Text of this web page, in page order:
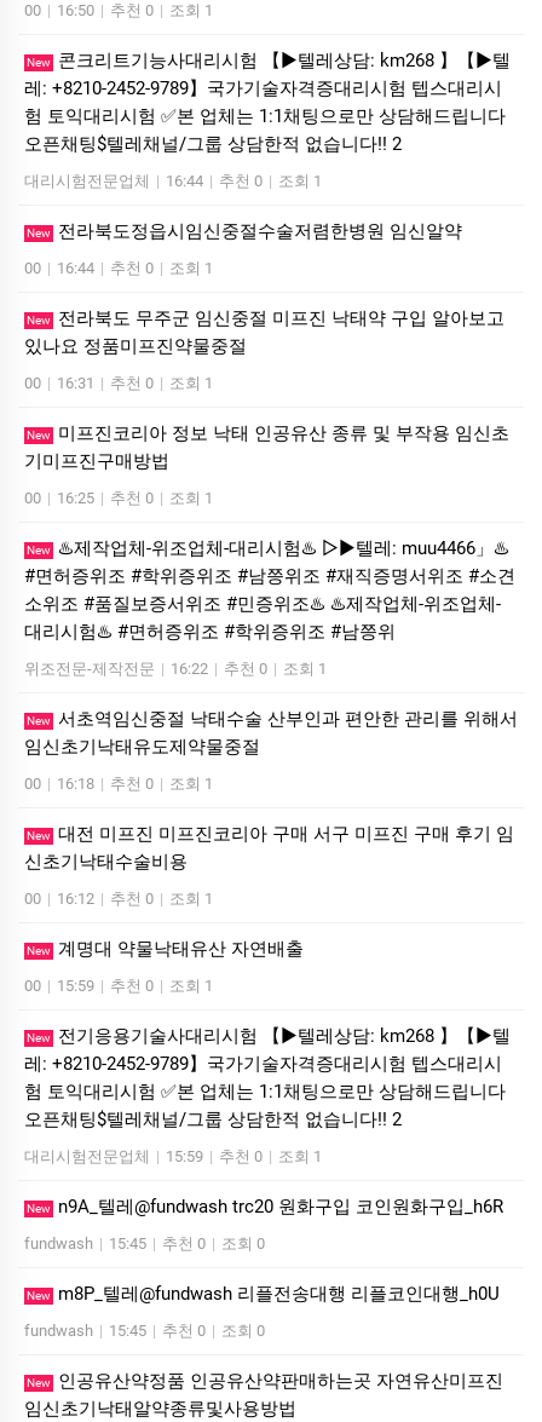
00 | 16:50 | 추천 0 | 조회 1
New
콘크리트기능사대리시험 【▶텔레상담: km268 】【▶텔
레: +8210-2452-9789】국가기술자격증대리시험 텝스대리시
험 토익대리시험 ✅본 업체는 1:1채팅으로만 상담해드립니다
오픈채팅$텔레채널/그룹 상담한적 없습니다!! 2
대리시험전문업체 | 16:44 | 추천 0 | 조회 1
New 전라북도정읍시임신중절수술저렴한병원 임신알약
00 | 16:44 | 추천 0 | 조회 1
New
전라북도 무주군 임신중절 미프진 낙태약 구입 알아보고
있나요 정품미프진약물중절
00 | 16:31 | 추천 0 | 조회 1
New
미프진코리아 정보 낙태 인공유산 종류 및 부작용 임신초
기미프진구매방법
00 | 16:25 | 추천 0 | 조회 1
New
♨️제작업체-위조업체-대리시험♨️ ▷▶텔레: muu4466」♨️
#면허증위조 #학위증위조 #남쯩위조 #재직증명서위조 #소견
소위조 #품질보증서위조 #민증위조♨️ ♨️제작업체-위조업체-
대리시험♨️ #면허증위조 #학위증위조 #남쯩위
위조전문-제작전문 | 16:22 | 추천 0 | 조회 1
New 서초역임신중절 낙태수술 산부인과 편안한 관리를 위해서
임신초기낙태유도제약물중절
00 | 16:18 | 추천 0 | 조회 1
New 대전 미프진 미프진코리아 구매 서구 미프진 구매 후기 임
신초기낙태수술비용
00 | 16:12 | 추천 0 | 조회 1
New 계명대 약물낙태유산 자연배출
00 | 15:59 | 추천 0 | 조회 1
New
전기응용기술사대리시험 【▶텔레상담: km268 】【▶텔
레: +8210-2452-9789】국가기술자격증대리시험 텝스대리시
험 토익대리시험 ✅본 업체는 1:1채팅으로만 상담해드립니다
오픈채팅$텔레채널/그룹 상담한적 없습니다!! 2
대리시험전문업체 | 15:59 | 추천 0 | 조회 1
New n9A_텔레@fundwash trc20 원화구입 코인원화구입_h6R
fundwash | 15:45 | 추천 0 | 조회 0
New m8P_텔레@fundwash 리플전송대행 리플코인대행_h0U
fundwash | 15:45 | 추천 0 | 조회 0
New
인공유산약정품 인공유산약판매하는곳 자연유산미프진
임신초기낙태알약종류및사용방법